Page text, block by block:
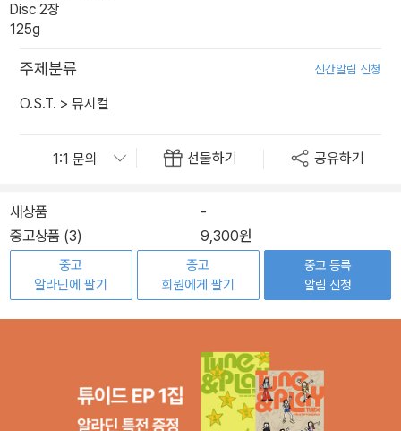
Disc 2장
125g
주제분류 신간알림 신청
O.S.T. > 뮤지컬
선물하기 공유하기
새상품
-
중고상품 (3)
9,300원
중고
알라딘에 팔기
중고
회원에게 팔기
중고 등록
알림 신청